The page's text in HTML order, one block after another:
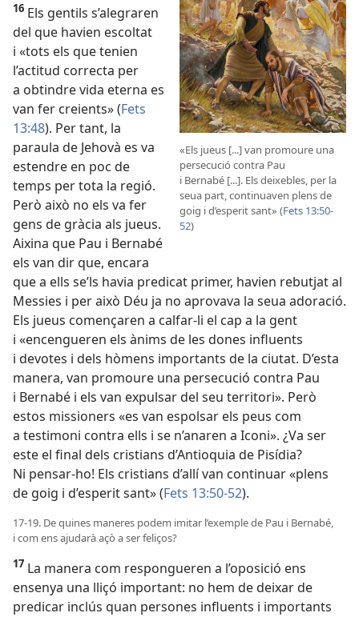
«Els jueus [...] van promoure una
persecució contra Pau
i Bernabé [...]. Els deixebles, per la
seua part, continuaven plens de
goig i d’esperit sant» (Fets 13:50-
52)
16 Els gentils s’alegraren
del que havien escoltat
i «tots els que tenien
l’actitud correcta per
a obtindre vida eterna es
van fer creients» (Fets
13:48). Per tant, la
paraula de Jehovà es va
estendre en poc de
temps per tota la regió.
Però això no els va fer
gens de gràcia als jueus.
Aixina que Pau i Bernabé
els van dir que, encara
que a ells se’ls havia predicat primer, havien rebutjat al
Messies i per això Déu ja no aprovava la seua adoració.
Els jueus començaren a calfar-li el cap a la gent
i «encengueren els ànims de les dones influents
i devotes i dels hòmens importants de la ciutat. D’esta
manera, van promoure una persecució contra Pau
i Bernabé i els van expulsar del seu territori». Però
estos missioners «es van espolsar els peus com
a testimoni contra ells i se n’anaren a Iconi». ¿Va ser
este el final dels cristians d’Antioquia de Pisídia?
Ni pensar-ho! Els cristians d’allí van continuar «plens
de goig i d’esperit sant» (Fets 13:50-52).
17-19. De quines maneres podem imitar l’exemple de Pau i Bernabé,
i com ens ajudarà açò a ser feliços?
17 La manera com respongueren a l’oposició ens
ensenya una lliçó important: no hem de deixar de
predicar inclús quan persones influents i importants